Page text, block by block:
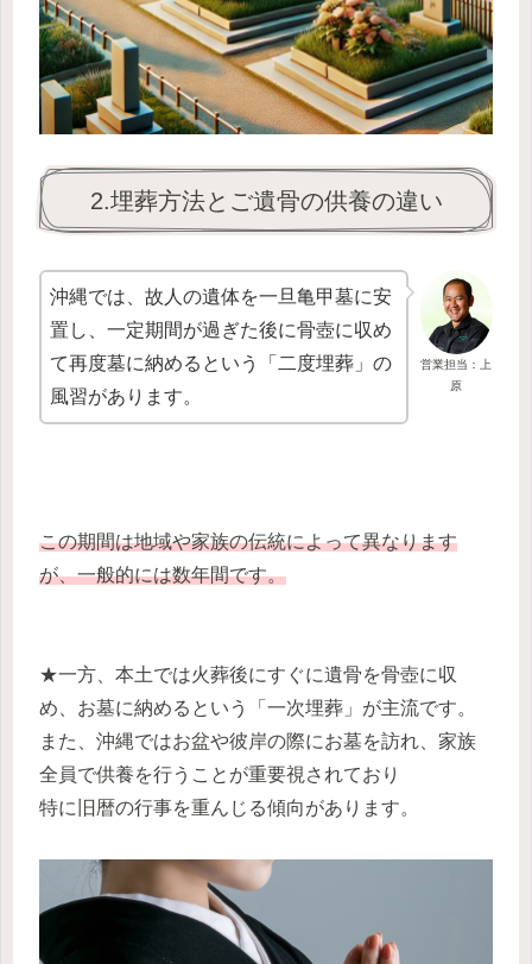
2.埋葬方法とご遺骨の供養の違い
営業担当：上
原
沖縄では、故人の遺体を一旦亀甲墓に安
置し、一定期間が過ぎた後に骨壺に収め
て再度墓に納めるという「二度埋葬」の
風習があります。
この期間は地域や家族の伝統によって異なります
が、一般的には数年間です。
★一方、本土では火葬後にすぐに遺骨を骨壺に収
め、お墓に納めるという「一次埋葬」が主流です。
また、沖縄ではお盆や彼岸の際にお墓を訪れ、家族
全員で供養を行うことが重要視されており
特に旧暦の行事を重んじる傾向があります。